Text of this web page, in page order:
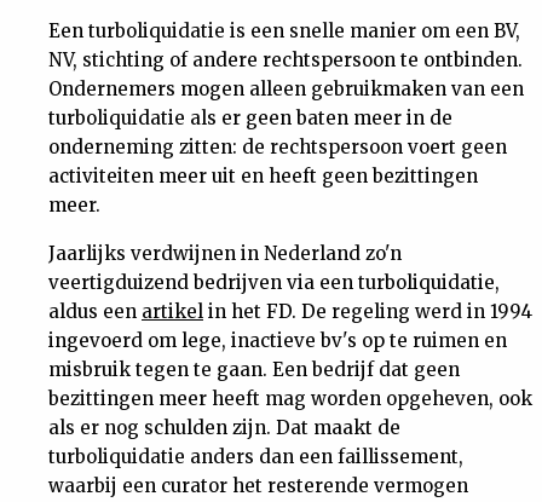
Magazine
Podcast
Dossiers
Nieuwsbrief
Contact
Een turboliquidatie is een snelle manier om een BV,
NV, stichting of andere rechtspersoon te ontbinden.
Ondernemers mogen alleen gebruikmaken van een
turboliquidatie als er geen baten meer in de
onderneming zitten: de rechtspersoon voert geen
activiteiten meer uit en heeft geen bezittingen
meer.
Jaarlijks verdwijnen in Nederland zo'n
veertigduizend bedrijven via een turboliquidatie,
aldus een artikel in het FD. De regeling werd in 1994
ingevoerd om lege, inactieve bv's op te ruimen en
misbruik tegen te gaan. Een bedrijf dat geen
bezittingen meer heeft mag worden opgeheven, ook
als er nog schulden zijn. Dat maakt de
turboliquidatie anders dan een faillissement,
waarbij een curator het resterende vermogen